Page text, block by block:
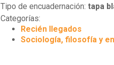
Tipo de encuadernación:tapa
Categorías:
Recién llegados
Sociología, filosofía y